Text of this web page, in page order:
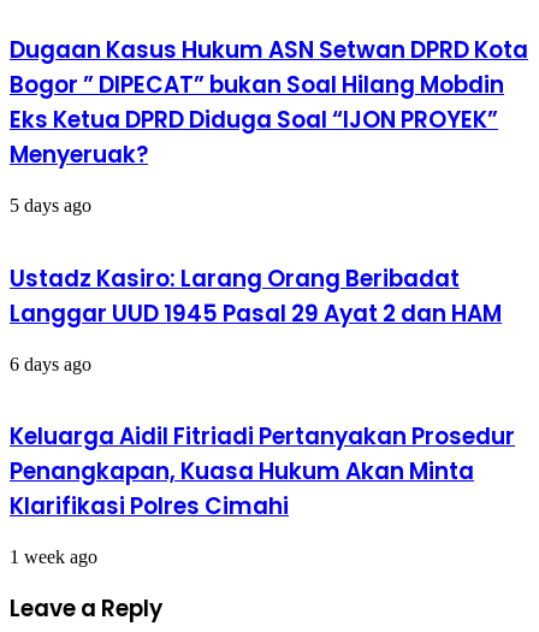
Dugaan Kasus Hukum ASN Setwan DPRD Kota
Bogor ” DIPECAT” bukan Soal Hilang Mobdin
Eks Ketua DPRD Diduga Soal “IJON PROYEK”
Menyeruak?
5 days ago
Ustadz Kasiro: Larang Orang Beribadat
Langgar UUD 1945 Pasal 29 Ayat 2 dan HAM
6 days ago
Keluarga Aidil Fitriadi Pertanyakan Prosedur
Penangkapan, Kuasa Hukum Akan Minta
Klarifikasi Polres Cimahi
1 week ago
Leave a Reply